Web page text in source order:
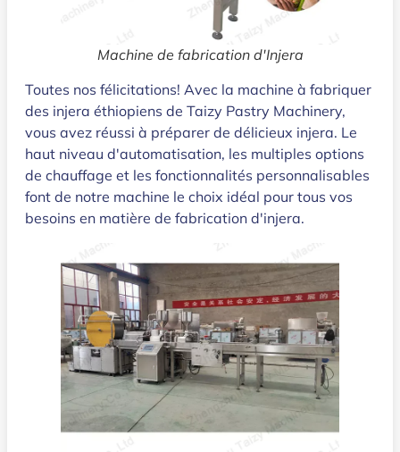
Machine de fabrication d'Injera
Toutes nos félicitations! Avec la machine à fabriquer
des injera éthiopiens de Taizy Pastry Machinery,
vous avez réussi à préparer de délicieux injera. Le
haut niveau d'automatisation, les multiples options
de chauffage et les fonctionnalités personnalisables
font de notre machine le choix idéal pour tous vos
besoins en matière de fabrication d'injera.